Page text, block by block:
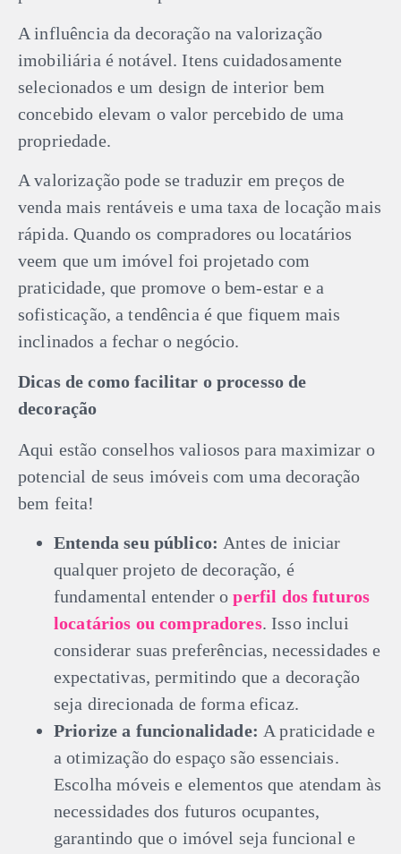
A influência da decoração na valorização
imobiliária é notável. Itens cuidadosamente
selecionados e um design de interior bem
concebido elevam o valor percebido de uma
propriedade.
A valorização pode se traduzir em preços de
venda mais rentáveis e uma taxa de locação mais
rápida. Quando os compradores ou locatários
veem que um imóvel foi projetado com
praticidade, que promove o bem-estar e a
sofisticação, a tendência é que fiquem mais
inclinados a fechar o negócio.
Dicas de como facilitar o processo de
decoração
Aqui estão conselhos valiosos para maximizar o
potencial de seus imóveis com uma decoração
bem feita!
Entenda seu público: Antes de iniciar
qualquer projeto de decoração, é
fundamental entender operfil dos futuros
locatários ou compradores. Isso inclui
considerar suas preferências, necessidades e
expectativas, permitindo que a decoração
seja direcionada de forma eficaz.
Priorize a funcionalidade: A praticidade e
a otimização do espaço são essenciais.
Escolha móveis e elementos que atendam às
necessidades dos futuros ocupantes,
garantindo que o imóvel seja funcional e